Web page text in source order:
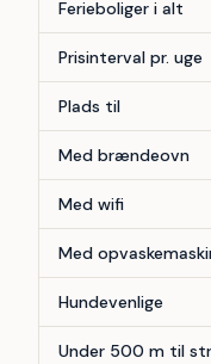
Ferieboliger i alt
Prisinterval pr. uge
Plads til
Med brændeovn
Med wifi
Med
Hundevenlige
Under 500 m til